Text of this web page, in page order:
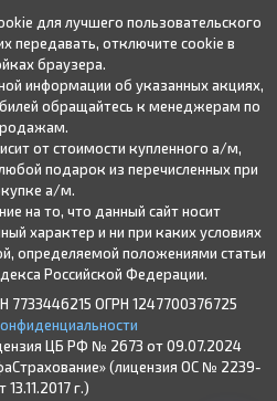
для лучшего пользовательского
передавать, отключите cookie в
браузера.
информации об указанных акциях,
обращайтесь к менеджерам по
от стоимости купленного а/м,
подарок из перечисленных при
а/м.
на то, что данный сайт носит
характер и ни при каких условиях
определяемой положениями статьи
Российской Федерации.
ОГРН 1247700376725
ЦБ РФ № 2673 от 09.07.2024
(лицензия ОС № 2239-
13.11.2017 г.)